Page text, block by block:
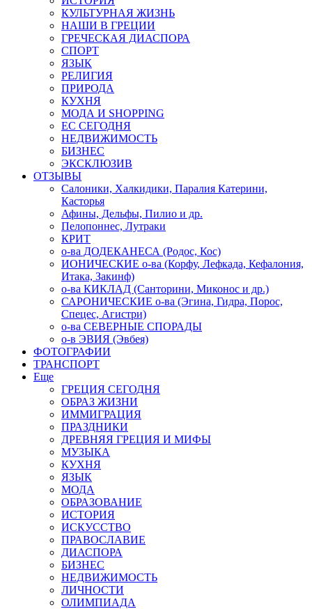
КУЛЬТУРНАЯ ЖИЗНЬ
НАШИ В ГРЕЦИИ
ГРЕЧЕСКАЯ ДИАСПОРА
СПОРТ
ЯЗЫК
РЕЛИГИЯ
ПРИРОДА
КУХНЯ
МОДА И SHOPPING
ЕС СЕГОДНЯ
НЕДВИЖИМОСТЬ
БИЗНЕС
ЭКСКЛЮЗИВ
ОТЗЫВЫ
Салоники, Халкидики, Паралия Катерини,
Касторья
Афины, Дельфы, Пилио и др.
Пелопоннес, Лутраки
КРИТ
о-ва ДОДЕКАНЕСА (Родос, Кос)
ИОНИЧЕСКИЕ о-ва (Корфу, Лефкада, Кефалония,
Итака, Закинф)
о-ва КИКЛАД (Санторини, Миконос и др.)
САРОНИЧЕСКИЕ о-ва (Эгина, Гидра, Порос,
Спецес, Агистри)
о-ва СЕВЕРНЫЕ СПОРАДЫ
о-в ЭВИЯ (Эвбея)
ФОТОГРАФИИ
ТРАНСПОРТ
Еще
ГРЕЦИЯ СЕГОДНЯ
ОБРАЗ ЖИЗНИ
ИММИГРАЦИЯ
ПРАЗДНИКИ
ДРЕВНЯЯ ГРЕЦИЯ И МИФЫ
МУЗЫКА
КУХНЯ
ЯЗЫК
МОДА
ОБРАЗОВАНИЕ
ИСТОРИЯ
ИСКУССТВО
ПРАВОСЛАВИЕ
ДИАСПОРА
БИЗНЕС
НЕДВИЖИМОСТЬ
ЛИЧНОСТИ
ОЛИМПИАДА